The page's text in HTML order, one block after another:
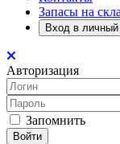
Запасы на
Вход в личный
Авторизация
Запомнить
Войти